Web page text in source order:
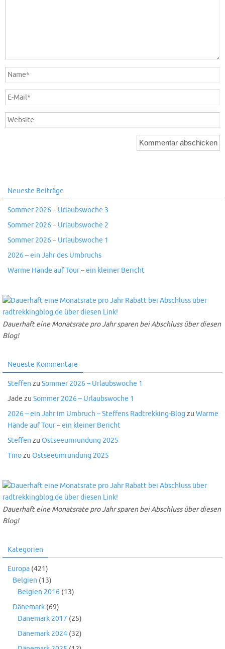
Neueste Beiträge
Sommer 2026 – Urlaubswoche 3
Sommer 2026 – Urlaubswoche 2
Sommer 2026 – Urlaubswoche 1
2026 – ein Jahr des Umbruchs
Warme Hände auf Tour – ein kleiner Bericht
Dauerhaft eine Monatsrate pro Jahr sparen bei Abschluss über diesen
Blog!
Neueste Kommentare
Steffen zu Sommer 2026 – Urlaubswoche 1
Jade zu Sommer 2026 – Urlaubswoche 1
2026 – ein Jahr im Umbruch – Steffens Radtrekking-Blog zu Warme
Hände auf Tour – ein kleiner Bericht
Steffen zu Ostseeumrundung 2025
Tinozu Ostseeumrundung 2025
Dauerhaft eine Monatsrate pro Jahr sparen bei Abschluss über diesen
Blog!
Kategorien
Europa (421)
Belgien (13)
Belgien 2016 (13)
Dänemark (69)
Dänemark 2017 (25)
Dänemark 2024 (32)